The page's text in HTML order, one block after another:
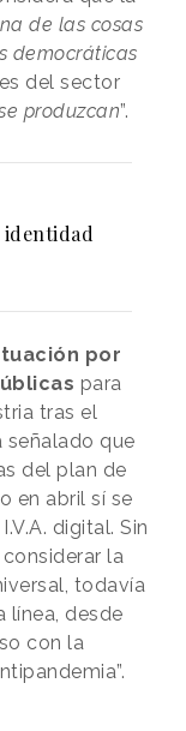
de las cosas
democráticas
del sector
produzcan”.
identidad
por
para
tras el
señalado que
del plan de
en abril sí se
digital. Sin
la
todavía
línea, desde
con la